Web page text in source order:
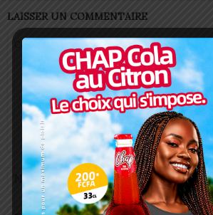
LAISSER UN COMMENTAIRE